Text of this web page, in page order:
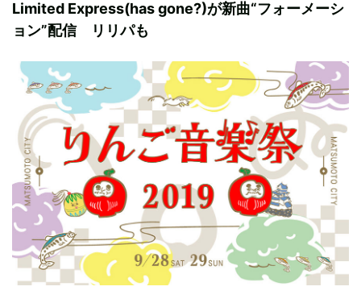
Limited Express(has gone?)が新曲“フォーメーシ
ョン”配信 リリパも